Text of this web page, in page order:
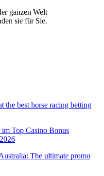
ganzen Welt
sie für Sie.
the best horse racing betting
Top Casino Bonus
The ultimate promo